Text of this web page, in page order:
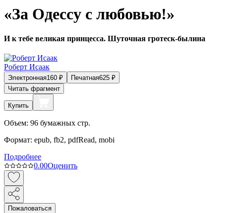
«За Одессу с любовью!»
И к тебе великая принцесса. Шуточная гротеск-былина
Роберт Исаак
Электронная160 ₽ Печатная625 ₽
Читать фрагмент
Купить
Объем: 96 бумажных стр.
Формат: epub, fb2, pdfRead, mobi
Подробнее
0.00Оценить
Пожаловаться